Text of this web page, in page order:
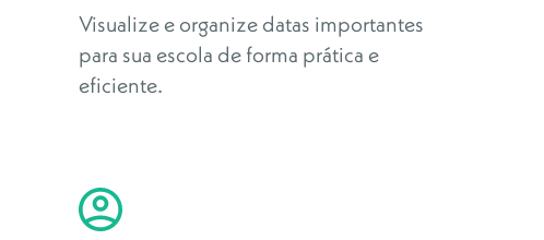
Visualize e organize datas importantes
para sua escola de forma prática e
eficiente.